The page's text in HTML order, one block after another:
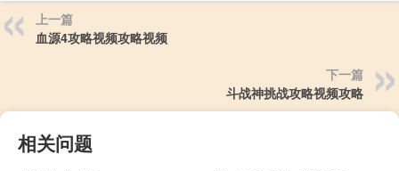
上一篇
血源4攻略视频攻略视频
下一篇
斗战神挑战攻略视频攻略
相关问题